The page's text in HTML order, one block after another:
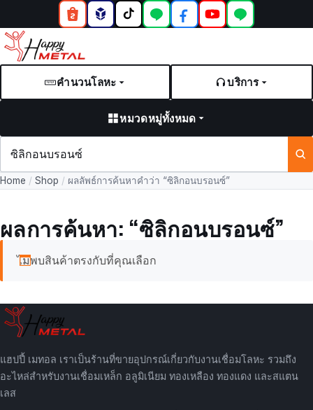
คำนวนโลหะ บริการ
หมวดหมู่ทั้งหมด
และ
Home / Shop / ผลลัพธ์การค้นหาคำว่า “ซิลิกอนบรอนซ์”
ผลการค้นหา: “ซิลิกอนบรอนซ์”
ไม่พบสินค้าตรงกับที่คุณเลือก
แฮปปี้ เมทอล เราเป็นร้านที่ขายอุปกรณ์เกี่ยวกับงานเชื่อมโลหะ รวมถึง
อะไหล่สำหรับงานเชื่อมเหล็ก อลูมิเนียม ทองเหลือง ทองแดง และสแตน
เลส